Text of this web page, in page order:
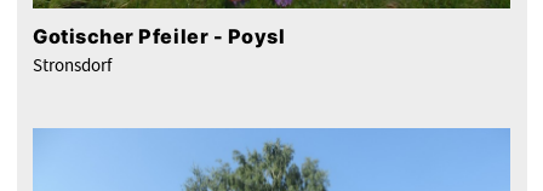
Gotischer Pfeiler - Poysl
Stronsdorf